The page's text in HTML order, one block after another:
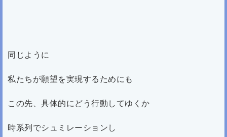
同じように
私たちが願望を実現するためにも
この先、具体的にどう行動してゆくか
時系列でシュミレーションし